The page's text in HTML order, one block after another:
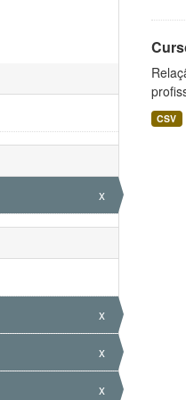
x
x
x
x
CSV